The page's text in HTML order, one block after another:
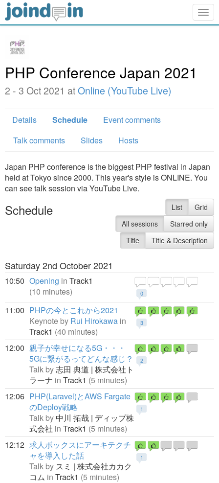
PHP Conference Japan 2021
2 - 3 Oct 2021 atOnline (YouTube Live)
Details Schedule
Event comments
Talk comments
Slides Hosts
Japan PHP conference is the biggest PHP festival in Japan
held at Tokyo since 2000. This year's style is ONLINE. You
can see talk session via YouTube Live.
Schedule List
Grid
All sessions
Starred only
Title
Title & Description
Saturday 2nd October 2021
10:50
0
Opening in Track1
(10 minutes)
11:00
3
PHPの今とこれから2021
Keynote by Rui Hirokawa in
Track1 (40 minutes)
12:00
2
親子が幸せになる5G・・・
5Gに繋がるってどんな感じ？
Talk by志田 典道 | 株式会社ト
ラーナ in Track1 (5 minutes)
12:06
1
PHP(Laravel)とAWS Fargate
のDeploy戦略
Talk by 中川 拓哉 | ディップ株
式会社 in Track1 (5 minutes)
12:12
1
求人ボックスにアーキテクチ
ャを導入した話
Talk by スミ | 株式会社カカク
コム in Track1 (5 minutes)